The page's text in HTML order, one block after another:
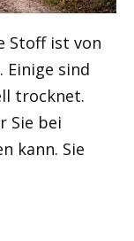
Stoff ist von
Einige sind
trocknet.
Sie bei
kann. Sie